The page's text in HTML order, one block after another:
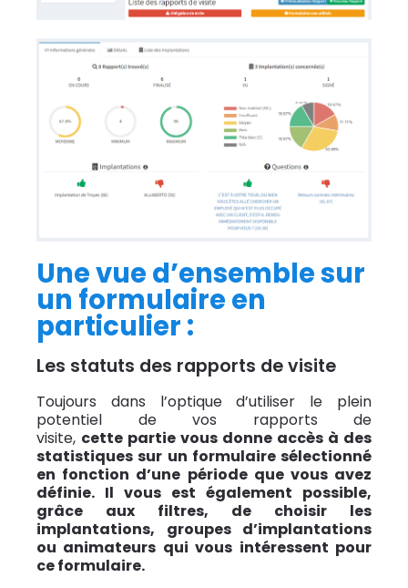
Une vue d’ensemble sur
un formulaire en
particulier :
Les statuts des rapports de visite
Toujours dans l’optique d’utiliser le plein
potentiel de vos rapports de
visite, cette partie vous donne accès à des
statistiques sur un formulaire sélectionné
en fonction d’une période que vous avez
définie. Il vous est également possible,
grâce aux filtres, de choisir les
implantations, groupes d’implantations
ou animateurs qui vous intéressent pour
ce formulaire.